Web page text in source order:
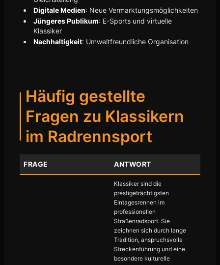
Digitale Medien: Neue Vermarktungsmöglichkeiten
Jüngeres Publikum: E-Sports und virtuelle
Klassiker
Nachhaltigkeit: Umweltfreundliche Organisation
Häufig gestellte
Fragen zu Klassikern
im Radrennsport
FRAGE ANTWORT
Klassiker sind die
prestigeträchtigsten
Eintagesrennen im
professionellen
Straßenradsport. Sie
zeichnen sich durch lange
Tradition, anspruchsvolle
Streckenführung und eine
besondere kulturelle